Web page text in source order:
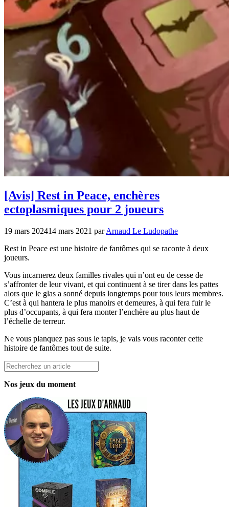
[Avis] Rest in Peace, enchères
ectoplasmiques pour 2 joueurs
19 mars 202414 mars 2021 parArnaud Le Ludopathe
Rest in Peace est une histoire de fantômes qui se raconte à deux
joueurs.
Vous incarnerez deux familles rivales qui n’ont eu de cesse de
s’affronter de leur vivant, et qui continuent à se tirer dans les pattes
alors que le glas a sonné depuis longtemps pour tous leurs membres.
C’est à qui hantera le plus manoirs et demeures, à qui fera fuir le
plus d’occupants, à qui fera monter l’enchère au plus haut de
l’échelle de terreur.
Ne vous planquez pas sous le tapis, je vais vous raconter cette
histoire de fantômes tout de suite.
Rechercher
Nos jeux du moment